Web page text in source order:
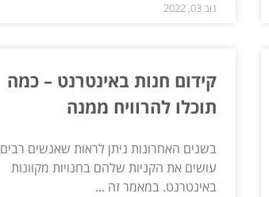
נוב 03, 2022
קידום חנות באינטרנט – כמה
תוכלו להרוויח ממנה
בשנים האחרונות ניתן לראות שאנשים רבים
עושים את הקניות שלהם בחנויות מקוונות
באינטרנט. במאמר זה ...